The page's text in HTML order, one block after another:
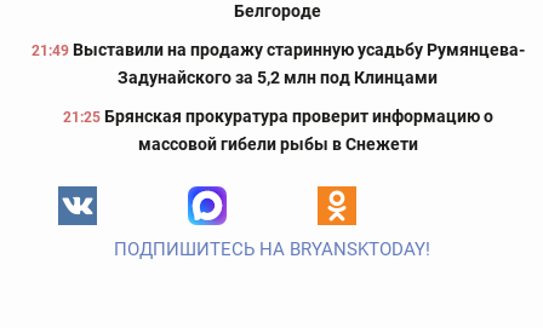
Белгороде
21:49 Выставили на продажу старинную усадьбу Румянцева-
Задунайского за 5,2 млн под Клинцами
21:25 Брянская прокуратура проверит информацию о
массовой гибели рыбы в Снежети
ПОДПИШИТЕСЬ НА BRYANSKTODAY!